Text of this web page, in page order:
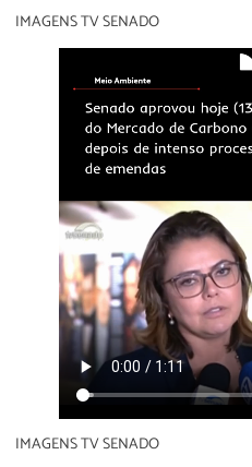
IMAGENS TV SENADO
IMAGENS TV SENADO